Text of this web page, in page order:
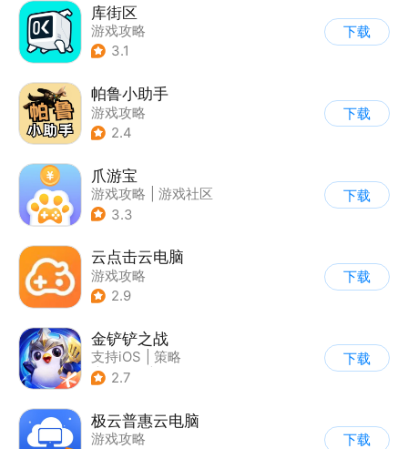
库街区
游戏攻略
3.1
下载
帕鲁小助手
游戏攻略
2.4
下载
爪游宝
游戏攻略
游戏社区
3.3
下载
云点击云电脑
游戏攻略
2.9
下载
金铲铲之战
支持iOS
策略
| 自走棋
2.7
下载
极云普惠云电脑
游戏攻略
下载